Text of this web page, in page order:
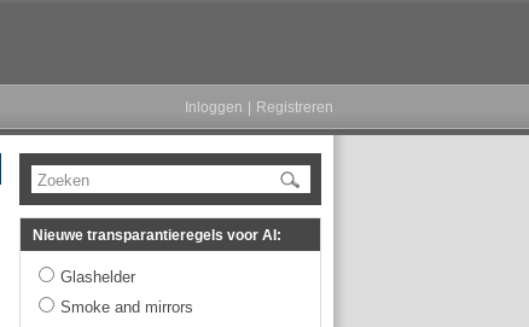
Inloggen Registreren
Zoeken
Nieuwe transparantieregels voor AI:
Glashelder
Smoke and mirrors